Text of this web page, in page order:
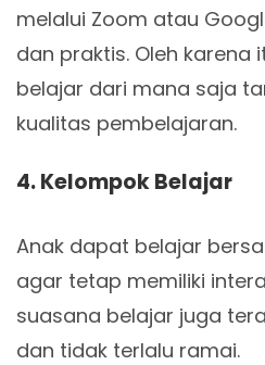
melalui Zoom atau
dan praktis. Oleh karena
belajar dari mana saja
kualitas pembelajaran.
4. Kelompok Belajar
Anak dapat belajar
agar tetap memiliki
suasana belajar juga
dan tidak terlalu ramai.